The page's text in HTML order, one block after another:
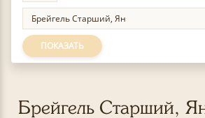
ПОКАЗАТЬ
Брейгель Старший,